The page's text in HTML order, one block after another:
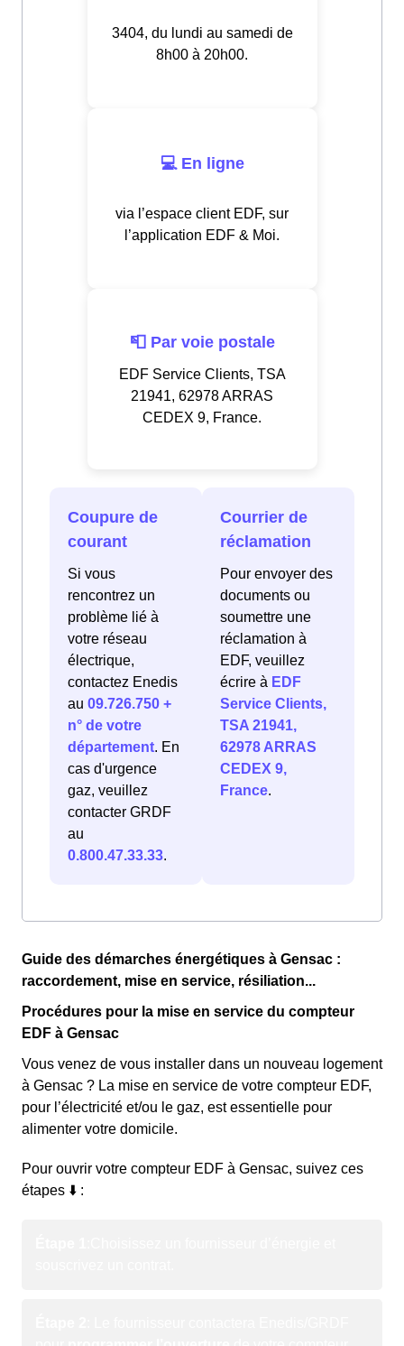
3404, du lundi au samedi de
8h00 à 20h00.
💻 En ligne
via l’espace client EDF, sur
l’application EDF & Moi.
📮 Par voie postale
EDF Service Clients, TSA
21941, 62978 ARRAS
CEDEX 9, France.
Coupure de
courant
Si vous
rencontrez un
problème lié à
votre réseau
électrique,
contactez Enedis
au 09.726.750 +
n° de votre
département. En
cas d'urgence
gaz, veuillez
contacter GRDF
au
0.800.47.33.33.
Courrier de
réclamation
Pour envoyer des
documents ou
soumettre une
réclamation à
EDF, veuillez
écrire à EDF
Service Clients,
TSA 21941,
62978 ARRAS
CEDEX 9,
France.
Guide des démarches énergétiques à Gensac :
raccordement, mise en service, résiliation...
Procédures pour la mise en service du compteur
EDF à Gensac
Vous venez de vous installer dans un nouveau logement
à Gensac ? La mise en service de votre compteur EDF,
pour l’électricité et/ou le gaz, est essentielle pour
alimenter votre domicile.
Pour ouvrir votre compteur EDF à Gensac, suivez ces
étapes ⬇️ :